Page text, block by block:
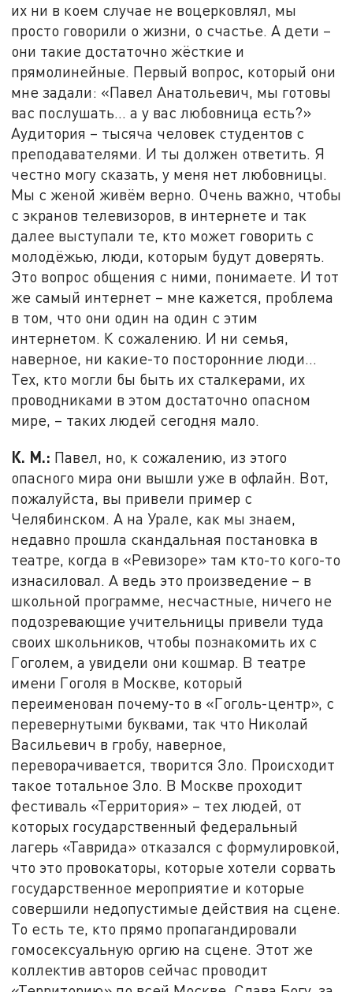
их ни в коем случае не воцерковлял, мы
просто говорили о жизни, о счастье. А дети –
они такие достаточно жёсткие и
прямолинейные. Первый вопрос, который они
мне задали: «Павел Анатольевич, мы готовы
вас послушать... а у вас любовница есть?»
Аудитория – тысяча человек студентов с
преподавателями. И ты должен ответить. Я
честно могу сказать, у меня нет любовницы.
Мы с женой живём верно. Очень важно, чтобы
с экранов телевизоров, в интернете и так
далее выступали те, кто может говорить с
молодёжью, люди, которым будут доверять.
Это вопрос общения с ними, понимаете. И тот
же самый интернет – мне кажется, проблема
в том, что они один на один с этим
интернетом. К сожалению. И ни семья,
наверное, ни какие-то посторонние люди…
Тех, кто могли бы быть их сталкерами, их
проводниками в этом достаточно опасном
мире, – таких людей сегодня мало.
К. М.: Павел, но, к сожалению, из этого
опасного мира они вышли уже в офлайн. Вот,
пожалуйста, вы привели пример с
Челябинском. А на Урале, как мы знаем,
недавно прошла скандальная постановка в
театре, когда в «Ревизоре» там кто-то кого-то
изнасиловал. А ведь это произведение – в
школьной программе, несчастные, ничего не
подозревающие учительницы привели туда
своих школьников, чтобы познакомить их с
Гоголем, а увидели они кошмар. В театре
имени Гоголя в Москве, который
переименован почему-то в «Гоголь-центр», с
перевернутыми буквами, так что Николай
Васильевич в гробу, наверное,
переворачивается, творится Зло. Происходит
такое тотальное Зло. В Москве проходит
фестиваль «Территория» – тех людей, от
которых государственный федеральный
лагерь «Таврида» отказался с формулировкой,
что это провокаторы, которые хотели сорвать
государственное мероприятие и которые
совершили недопустимые действия на сцене.
То есть те, кто прямо пропагандировали
гомосексуальную оргию на сцене. Этот же
коллектив авторов сейчас проводит